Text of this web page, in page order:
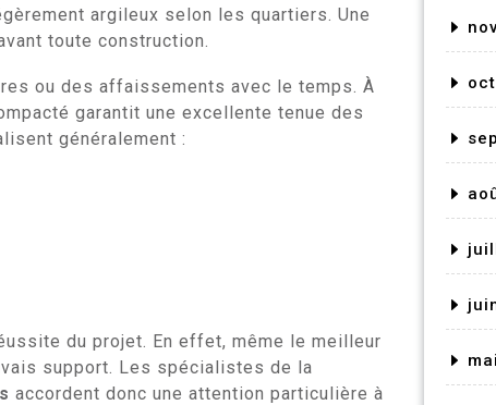
argileux selon les quartiers. Une
toute construction.
ou des affaissements avec le temps. À
garantit une excellente tenue des
généralement :
du projet. En effet, même le meilleur
support. Les spécialistes de la
accordent donc une attention particulière à